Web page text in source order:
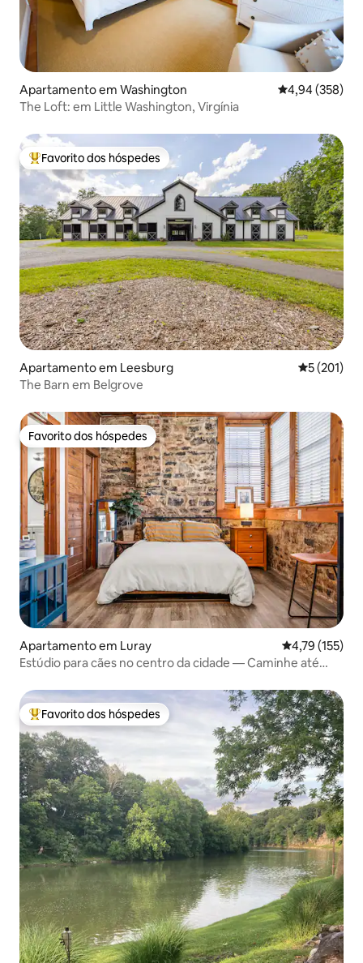
Apartamento em Washington Classificação
4,94 (358)
The Loft: em Little Washington, Virgínia
Favoritos dos hóspedes mais apreciados
Favorito dos hóspedes
Apartamento em Leesburg
5 (201)
The Barn em Belgrove
Favorito dos hóspedes
Favorito dos hóspedes
Apartamento em Luray Classificação
4,79 (155)
Estúdio para cães no centro da cidade — Caminhe até
Favoritos dos hóspedes mais apreciados
Favorito dos hóspedes